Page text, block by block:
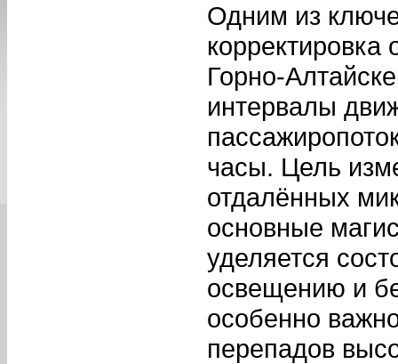
Одним из
корректировка
Горно-
интервалы
часы. Цель
отдалённых
основные
уделяется
освещению и
особенно
перепадов